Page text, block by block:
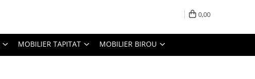
0,00
MOBILIER TAPITAT MOBILIER BIROU